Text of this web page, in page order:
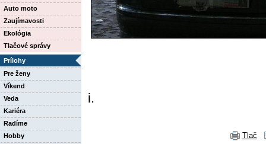
Auto moto
Zaujímavosti
Ekológia
Tlačové správy
Prílohy
Pre ženy
Víkend
Veda
Kariéra
Radíme
Hobby
i.
Tlač